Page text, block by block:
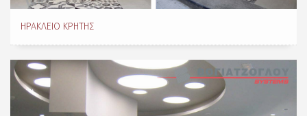
ΗΡΆΚΛΕΙΟ ΚΡΉΤΗΣ